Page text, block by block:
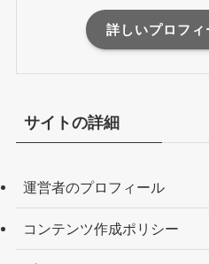
詳しいプロフィ
サイトの詳細
運営者のプロフィール
コンテンツ作成ポリシー